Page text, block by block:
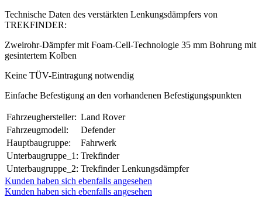
Technische Daten des verstärkten Lenkungsdämpfers von
TREKFINDER:
Zweirohr-Dämpfer mit Foam-Cell-Technologie 35 mm Bohrung mit
gesintertem Kolben
Keine TÜV-Eintragung notwendig
Einfache Befestigung an den vorhandenen Befestigungspunkten
Fahrzeughersteller: Land Rover
Fahrzeugmodell:
Defender
Hauptbaugruppe:
Fahrwerk
Unterbaugruppe_1: Trekfinder
Unterbaugruppe_2: Trekfinder Lenkungsdämpfer
Kunden haben sich ebenfalls angesehen
Kunden haben sich ebenfalls angesehen